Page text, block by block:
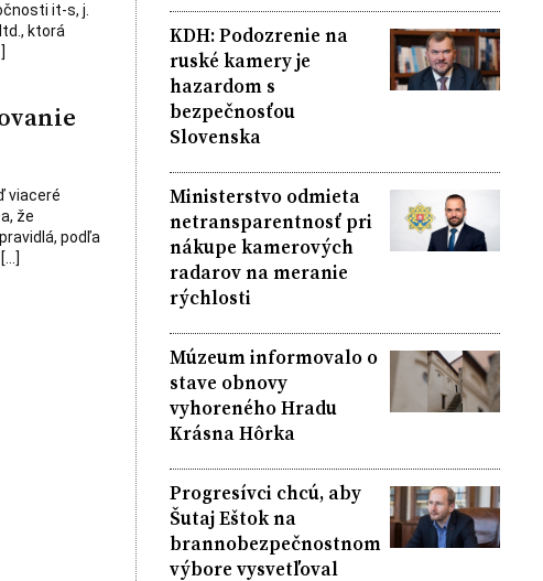
it-s, j.
ktorá
viaceré
že
podľa
KDH: Podozrenie na
ruské kamery je
hazardom s
bezpečnosťou
Slovenska
Ministerstvo odmieta
netransparentnosť pri
nákupe kamerových
radarov na meranie
rýchlosti
Múzeum informovalo o
stave obnovy
vyhoreného Hradu
Krásna Hôrka
Progresívci chcú, aby
Šutaj Eštok na
brannobezpečnostnom
výbore vysvetľoval